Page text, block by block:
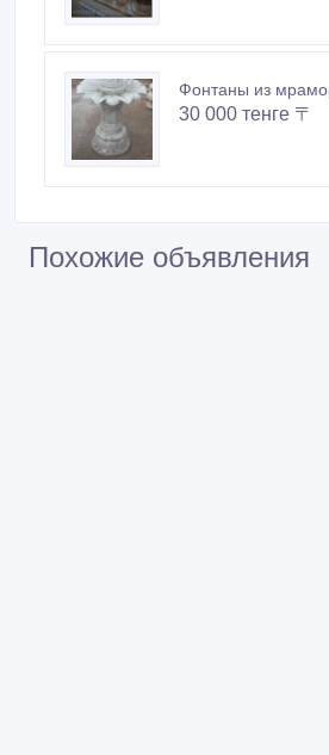
Фонтаны из
30 000 тенге 〒
Похожие объявления